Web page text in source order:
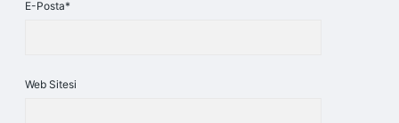
E-Posta*
Web Sitesi